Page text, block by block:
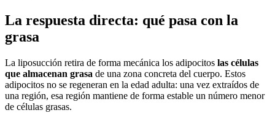
La respuesta directa: qué pasa con la
grasa
La liposucción retira de forma mecánica los adipocitos las células
que almacenan grasa de una zona concreta del cuerpo. Estos
adipocitos no se regeneran en la edad adulta: una vez extraídos de
una región, esa región mantiene de forma estable un número menor
de células grasas.